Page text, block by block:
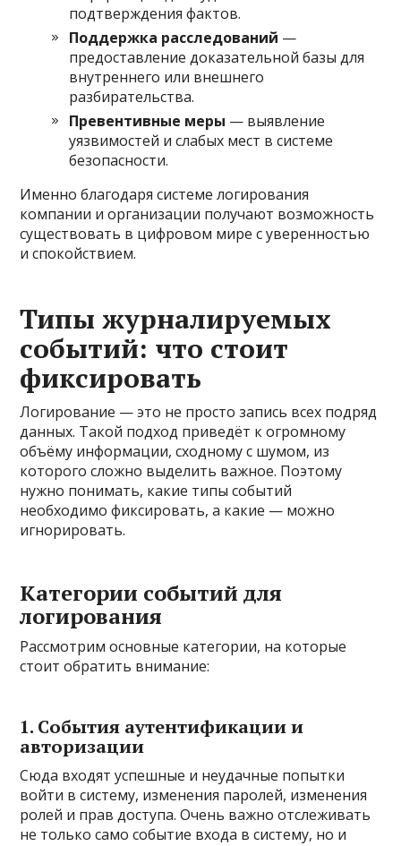
подтверждения фактов.
Поддержка расследований —
предоставление доказательной базы для
внутреннего или внешнего
разбирательства.
Превентивные меры — выявление
уязвимостей и слабых мест в системе
безопасности.
Именно благодаря системе логирования
компании и организации получают возможность
существовать в цифровом мире с уверенностью
и спокойствием.
Типы журналируемых
событий: что стоит
фиксировать
Логирование — это не просто запись всех подряд
данных. Такой подход приведёт к огромному
объёму информации, сходному с шумом, из
которого сложно выделить важное. Поэтому
нужно понимать, какие типы событий
необходимо фиксировать, а какие — можно
игнорировать.
Категории событий для
логирования
Рассмотрим основные категории, на которые
стоит обратить внимание:
1. События аутентификации и
авторизации
Сюда входят успешные и неудачные попытки
войти в систему, изменения паролей, изменения
ролей и прав доступа. Очень важно отслеживать
не только само событие входа в систему, но и